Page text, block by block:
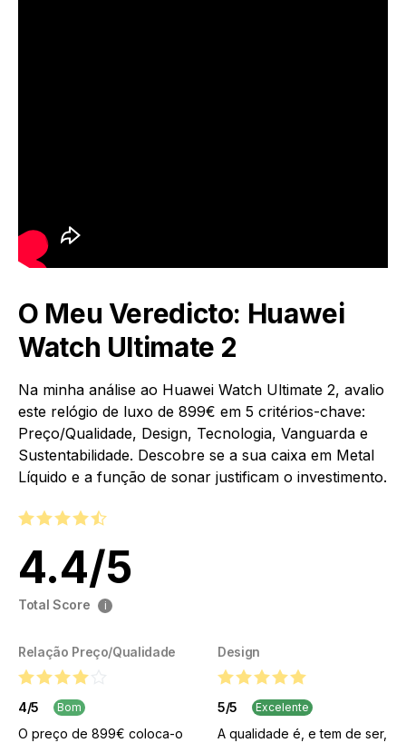
O Meu Veredicto: Huawei
Watch Ultimate 2
Na minha análise ao Huawei Watch Ultimate 2, avalio
este relógio de luxo de 899€ em 5 critérios-chave:
Preço/Qualidade, Design, Tecnologia, Vanguarda e
Sustentabilidade. Descobre se a sua caixa em Metal
Líquido e a função de sonar justificam o investimento.
4.4/5
Total Score i
Relação Preço/Qualidade
4/5 Bom
O preço de 899€ coloca-o
Design
5/5 Excelente
A qualidade é, e tem de ser,